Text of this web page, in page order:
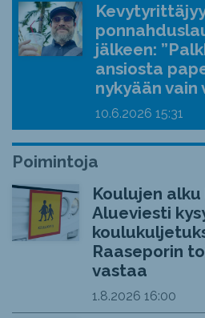
jälkeen:
ansiosta
nykyään vain
10.6.2026 15:31
Poimintoja
Koulujen
Alueviesti
Raaseporin
vastaa
1.8.2026 16:00